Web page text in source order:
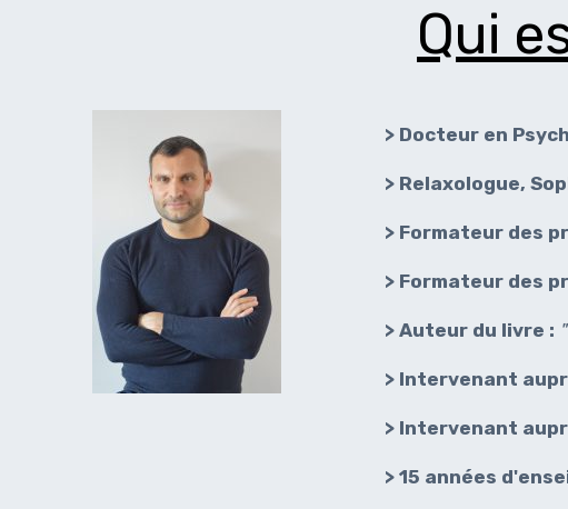
Qui
> Docteur en
> Relaxologue,
> Formateur des
> Formateur des
> Auteur du livre :
> Intervenant
> Intervenant
> 15 années